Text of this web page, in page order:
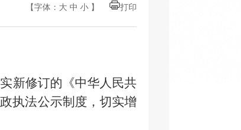
【字体： 大 中 小 】 打印
新修订的《中华人民共
执法公示制度，切实增